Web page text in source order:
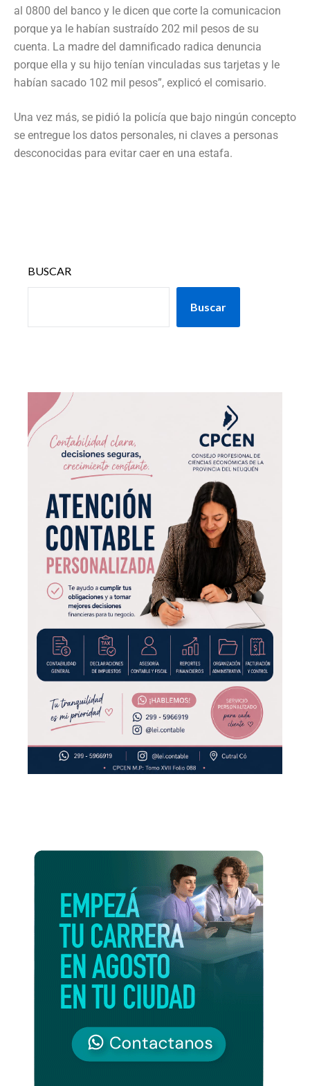
al 0800 del banco y le dicen que corte la comunicacion
porque ya le habían sustraído 202 mil pesos de su
cuenta. La madre del damnificado radica denuncia
porque ella y su hijo tenían vinculadas sus tarjetas y le
habían sacado 102 mil pesos”, explicó el comisario.
Una vez más, se pidió la policía que bajo ningún concepto
se entregue los datos personales, ni claves a personas
desconocidas para evitar caer en una estafa.
BUSCAR
Buscar